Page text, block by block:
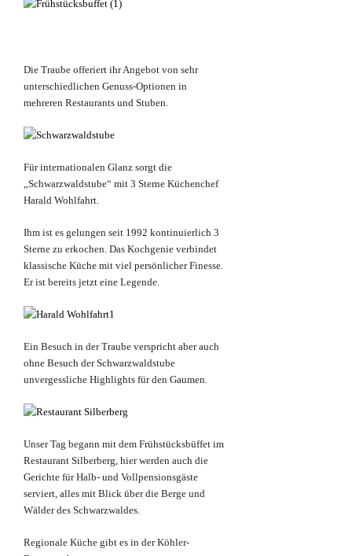
Die Traube offeriert ihr Angebot von sehr
unterschiedlichen Genuss-Optionen in
mehreren Restaurants und Stuben.
Für internationalen Glanz sorgt die
„Schwarzwaldstube“ mit 3 Sterne Küchenchef
Harald Wohlfahrt.
Ihm ist es gelungen seit 1992 kontinuierlich 3
Sterne zu erkochen. Das Kochgenie verbindet
klassische Küche mit viel persönlicher Finesse.
Er ist bereits jetzt eine Legende.
Ein Besuch in der Traube verspricht aber auch
ohne Besuch der Schwarzwaldstube
unvergessliche Highlights für den Gaumen.
Unser Tag begann mit dem Frühstücksbüffet im
Restaurant Silberberg, hier werden auch die
Gerichte für Halb- und Vollpensionsgäste
serviert, alles mit Blick über die Berge und
Wälder des Schwarzwaldes.
Regionale Küche gibt es in der Köhler-